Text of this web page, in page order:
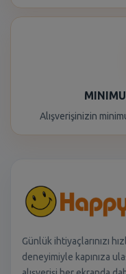
Alışverişinizin
Günlük ihtiyaçlarınızı
deneyimiyle kapınıza